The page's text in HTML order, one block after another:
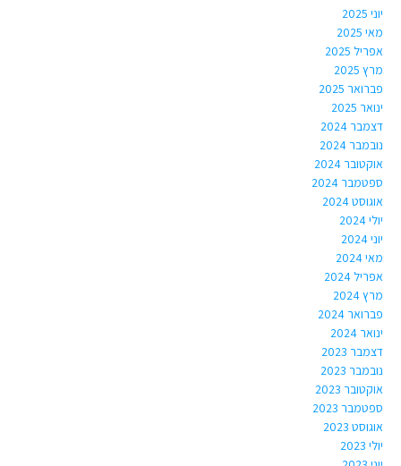
יוני 2025
מאי 2025
אפריל 2025
מרץ 2025
פברואר 2025
ינואר 2025
דצמבר 2024
נובמבר 2024
אוקטובר 2024
ספטמבר 2024
אוגוסט 2024
יולי 2024
יוני 2024
מאי 2024
אפריל 2024
מרץ 2024
פברואר 2024
ינואר 2024
דצמבר 2023
נובמבר 2023
אוקטובר 2023
ספטמבר 2023
אוגוסט 2023
יולי 2023